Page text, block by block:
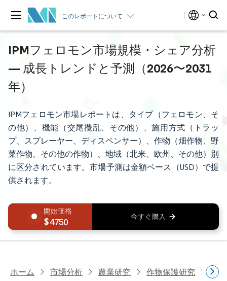
このレポートについて
IPMフェロモン市場規模・シェア分析
— 成長トレンドと予測（2026〜2031
年）
IPMフェロモン市場レポートは、タイプ（フェロモン、そ
の他）、機能（交尾攪乱、その他）、施用方式（トラッ
プ、スプレーヤー、ディスペンサー）、作物（畑作物、野
菜作物、その他の作物）、地域（北米、欧州、その他）別
に区分されています。市場予測は金額ベース（USD）で提
供されます。
4750
ホーム 市場分析 農業研究 作物保護研究 IPM